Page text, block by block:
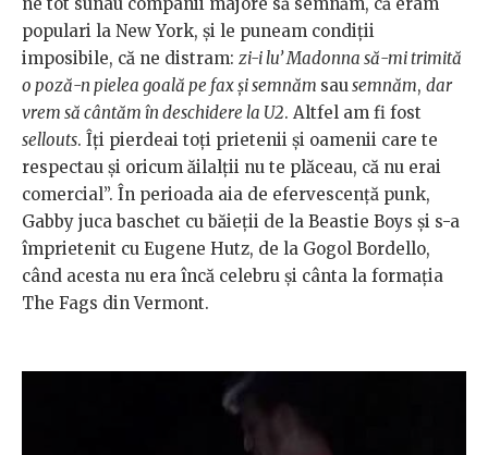
populari la New York, şi le puneam condiţii
imposibile, că ne distram: zi-i lu’ Madonna să-mi trimită
o poză-n pielea goală pe fax şi semnăm sausemnăm, dar
vrem să cântăm în deschidere la U2. Altfel am fi fost
sellouts. Îţi pierdeai toţi prietenii şi oamenii care te
respectau şi oricum ăilalţii nu te plăceau, că nu erai
comercial”. În perioada aia de efervescență punk,
Gabby juca baschet cu băieţii de la Beastie Boys şi s-a
împrietenit cu Eugene Hutz, de la Gogol Bordello,
când acesta nu era încă celebru și cânta la formația
The Fags din Vermont.